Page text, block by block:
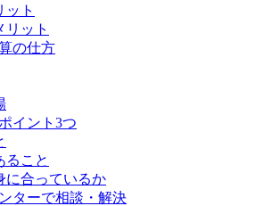
ット
リット
の仕方
イント3つ
ること
に合っているか
ターで相談・解決